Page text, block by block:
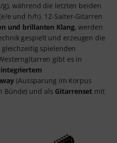
g), während die letzten beiden
e und h/h). 12-Saiter-Gitarren
und brillanten Klang, werden
gespielt und erzeugen die
spielenden
gibt es in
integriertem
(Aussparung im Korpus
Bünde) und als Gitarrenset mit